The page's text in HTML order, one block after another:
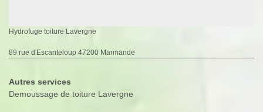
Hydrofuge toiture Lavergne
89 rue d'Escanteloup 47200 Marmande
Autres services
Demoussage de toiture Lavergne